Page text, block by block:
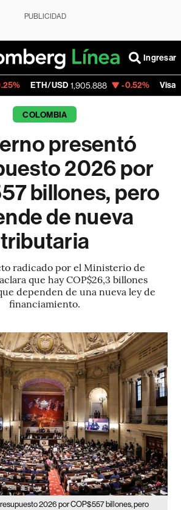
PUBLICIDAD
Ingresar
USD 1,905.888 -0.52% Visa 368.54
COLOMBIA
presentó
2026 por
billones, pero
de nueva
tributaria
radicado por el Ministerio de
que hay COP$26,3 billones
dependen de una nueva ley de
financiamiento.
2026 por COP$557 billones, pero